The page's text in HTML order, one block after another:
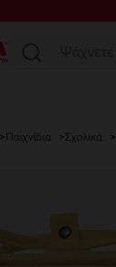
Παιχνίδια Σχολικά